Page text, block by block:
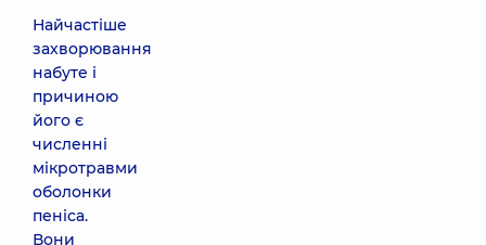
Найчастіше
захворювання
набуте і
причиною
його є
численні
мікротравми
оболонки
пеніса.
Вони